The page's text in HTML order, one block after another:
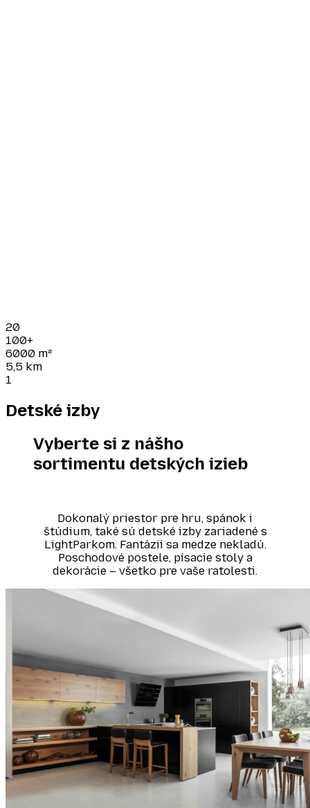
20
100+
6000 m²
5,5 km
1
Detské izby
Vyberte si z nášho
sortimentu detských izieb
Dokonalý priestor pre hru, spánok i
štúdium, také sú detské izby zariadené s
LightParkom. Fantázii sa medze nekladú.
Poschodové postele, písacie stoly a
dekorácie – všetko pre vaše ratolesti.